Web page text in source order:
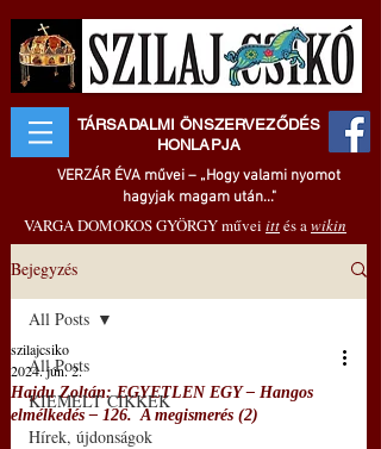
TÁRSADALMI ÖNSZERVEZŐDÉS
HONLAPJA
VERZÁR ÉVA művei – „Hogy valami nyomot
hagyjak magam után..."
VARGA DOMOKOS GYÖRGY művei ittés awikin
Bejegyzés
All Posts
KIEMELT CIKKEK
Hírek, újdonságok
All Posts
Hajdu Zoltán: EGYETLEN EGY – Hangos
elmélkedés – 126. A megismerés (2)
szilajcsiko
2024. jún. 2.